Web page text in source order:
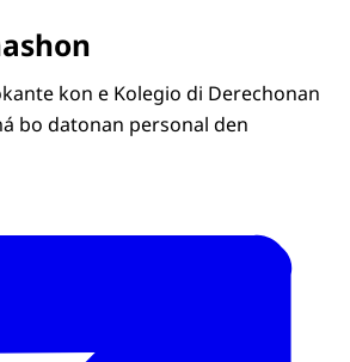
kon e Kolegio di Derechonan
bo datonan personal den